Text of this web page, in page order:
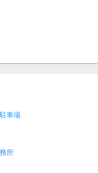
車場
所